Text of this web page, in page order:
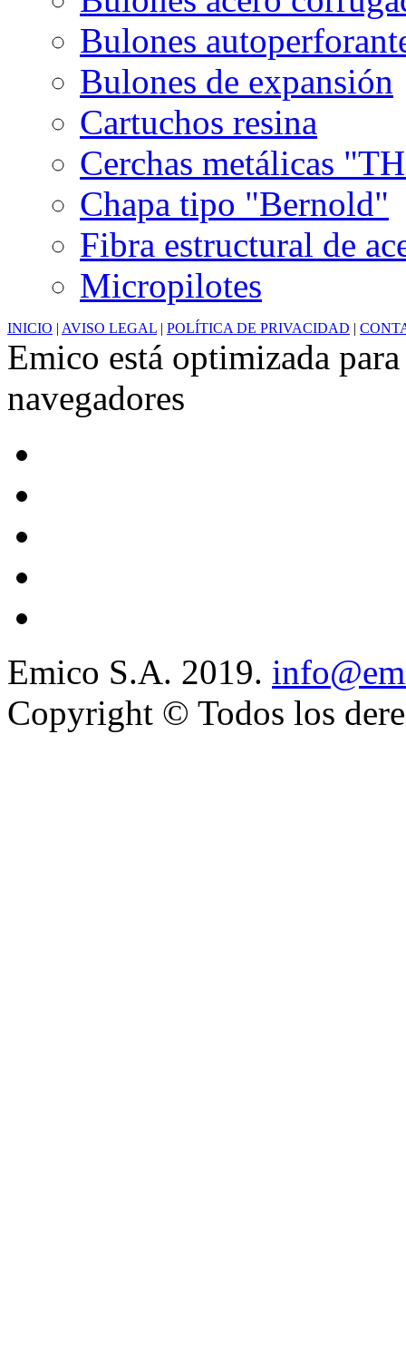
Bulones
Bulones de expansión
Cartuchos resina
Cerchas metálicas
Chapa tipo "Bernold"
Fibra estructural de
Micropilotes
INICIO | AVISO LEGAL | POLÍTICA DE PRIVACIDAD |
Emico está optimizada
navegadores
Emico S.A. 2019.
Copyright © Todos los